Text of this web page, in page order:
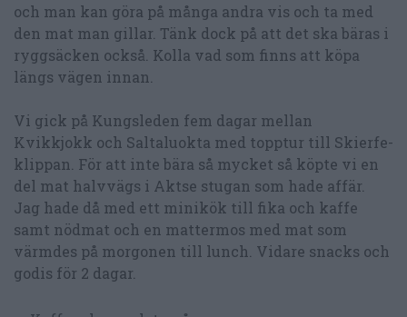
och man kan göra på många andra vis och ta med
den mat man gillar. Tänk dock på att det ska bäras i
ryggsäcken också. Kolla vad som finns att köpa
längs vägen innan.
Vi gick på Kungsleden fem dagar mellan
Kvikkjokk och Saltaluokta med topptur till Skierfe-
klippan. För att inte bära så mycket så köpte vi en
del mat halvvägs i Aktse stugan som hade affär.
Jag hade då med ett minikök till fika och kaffe
samt nödmat och en mattermos med mat som
värmdes på morgonen till lunch. Vidare snacks och
godis för 2 dagar.